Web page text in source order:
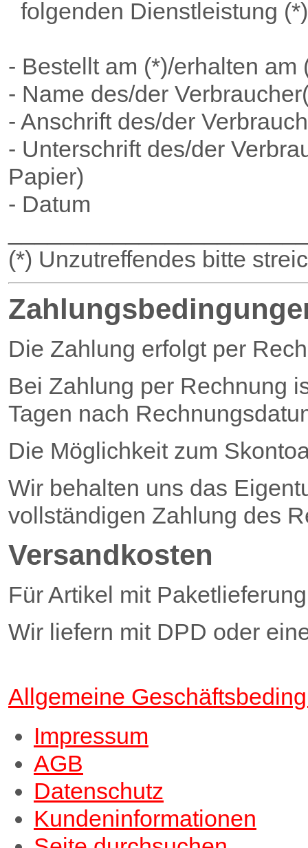
folgenden Dienstleistung (*)
- Bestellt am (*)/erhalten am
- Name des/der
- Anschrift des/der
- Unterschrift des/der
Papier)
- Datum
(*) Unzutreffendes bitte
Die Zahlung erfolgt per
Bei Zahlung per Rechnung
Tagen nach
Die Möglichkeit zum
Wir behalten uns das
vollständigen Zahlung des
Versandkosten
Für Artikel mit
Wir liefern mit DPD oder
Allgemeine
Impressum
AGB
Datenschutz
Kundeninformationen